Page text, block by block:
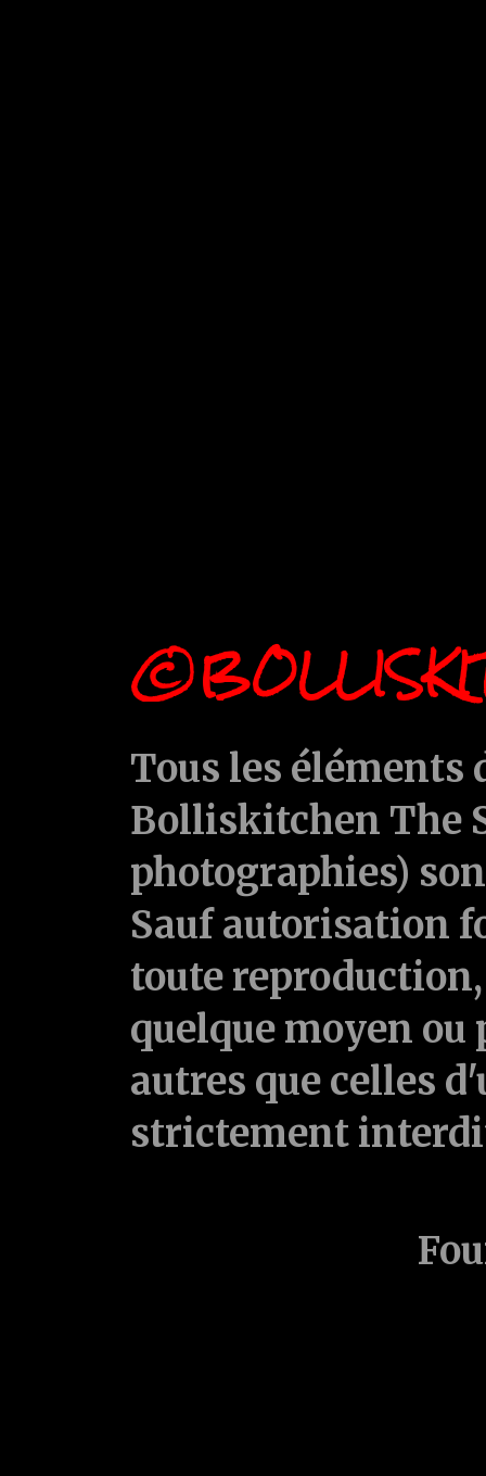
Tous les
Bolliskitchen The
photographies)
Sauf autorisation
toute
quelque moyen ou
autres que celles
strictement